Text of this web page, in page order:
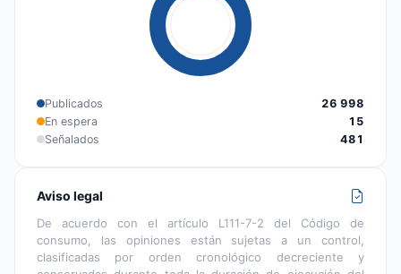
Publicados
26 998
En espera
15
Señalados
481
Aviso legal
De acuerdo con el artículo L111-7-2 del Código de
consumo, las opiniones están sujetas a un control,
clasificadas por orden cronológico decreciente y